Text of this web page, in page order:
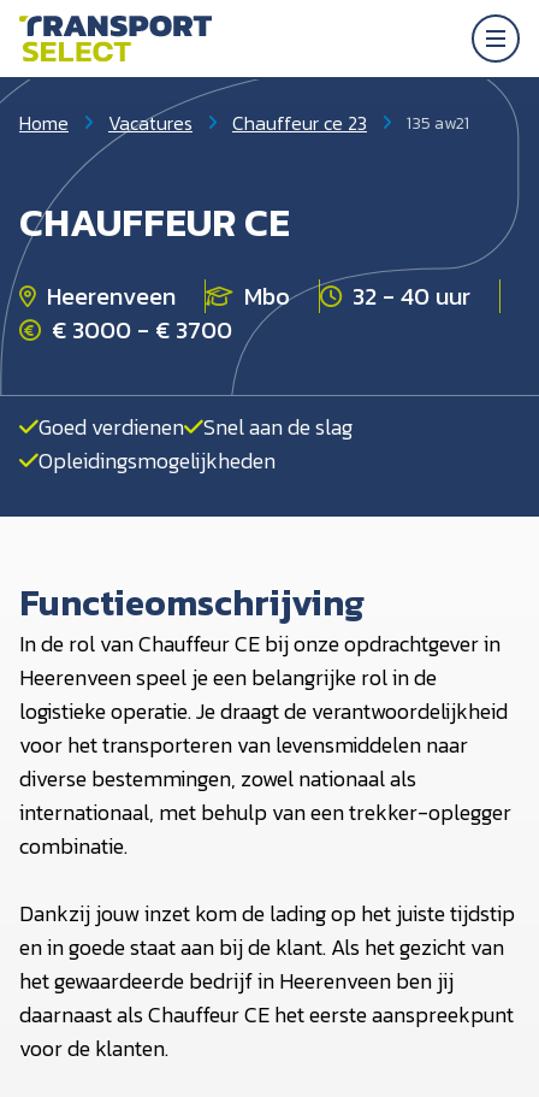
Home Vacatures Chauffeur ce 23 135 aw21
CHAUFFEUR CE
Heerenveen Mbo
32 - 40 uur
€ 3000 - € 3700
Goed verdienen Snel aan de slag
Opleidingsmogelijkheden
Functieomschrijving
In de rol van Chauffeur CE bij onze opdrachtgever in
Heerenveen speel je een belangrijke rol in de
logistieke operatie. Je draagt de verantwoordelijkheid
voor het transporteren van levensmiddelen naar
diverse bestemmingen, zowel nationaal als
internationaal, met behulp van een trekker-oplegger
combinatie.
Dankzij jouw inzet kom de lading op het juiste tijdstip
en in goede staat aan bij de klant. Als het gezicht van
het gewaardeerde bedrijf in Heerenveen ben jij
daarnaast als Chauffeur CE het eerste aanspreekpunt
voor de klanten.